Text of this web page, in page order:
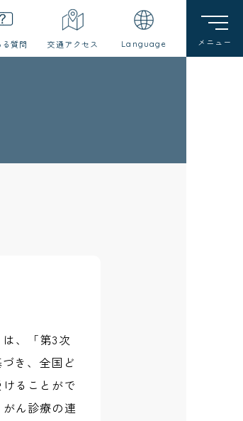
、「第3次
き、全国ど
ることがで
ん診療の連